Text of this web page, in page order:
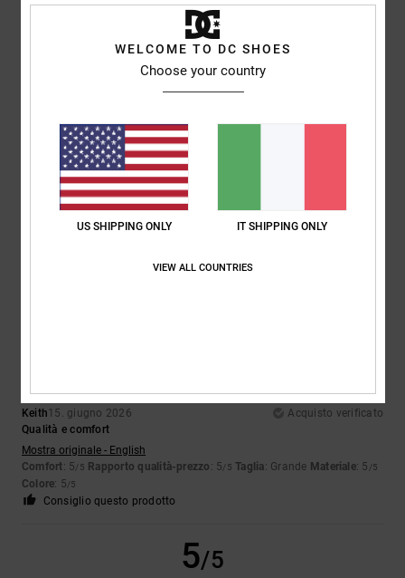
Rapporto qualità-prezzo: 5
Colore : 5
5 /5
Almeida4. luglio 2026
Keith15. giugno 2026
Acquisto verificato
Qualità e comfort
Mostra originale - English
Comfort: 5/5 Rapporto qualità-prezzo : 5/5 Taglia: Grande Materiale: 5 /5
Colore: 5/5
Consiglio questo prodotto
5/5
WELCOME TO DC SHOES
Choose your country
US SHIPPING ONLY IT SHIPPING ONLY
VIEW ALL COUNTRIES